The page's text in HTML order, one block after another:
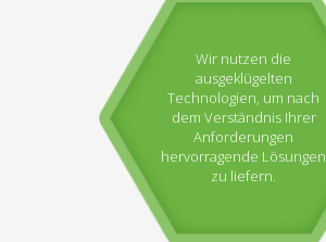
Wir nutzen die
ausgeklügelten
Technologien, um nach
dem Verständnis Ihrer
Anforderungen
hervorragende Lösungen
zu liefern.